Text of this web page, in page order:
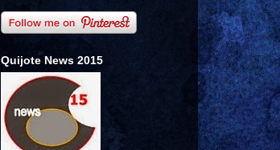
Quijote News 2015